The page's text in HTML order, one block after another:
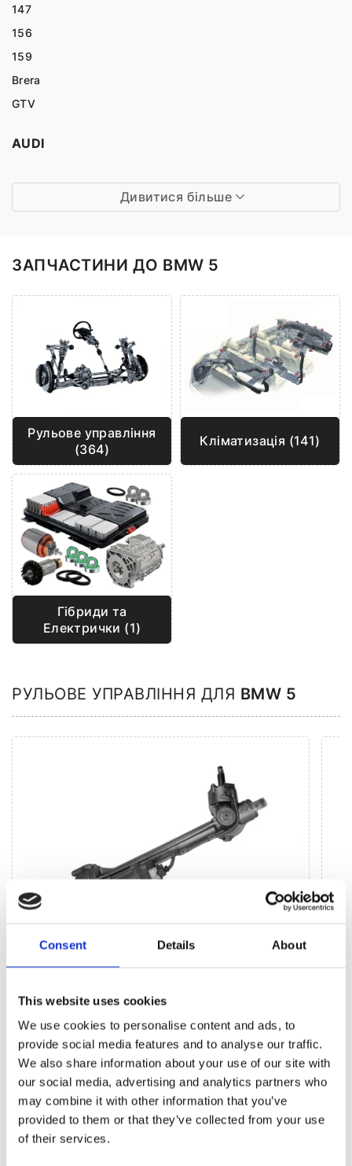
Consent Details About
This website uses cookies
We use cookies to personalise content and ads, to
provide social media features and to analyse our traffic.
We also share information about your use of our site with
our social media, advertising and analytics partners who
may combine it with other information that you’ve
provided to them or that they’ve collected from your use
of their services.
147
156
159
Brera
GTV
AUDI
Дивитися більше
ЗАПЧАСТИНИ ДО BMW 5
Рульове управління
(364)
Кліматизація (141)
Гібриди та
Електрички (1)
РУЛЬОВЕ УПРАВЛІННЯ ДЛЯ BMW 5
Рульова рейка з ЕПК (40)
Рульова рейка з ГПК (46)
Насос ГПК (69)